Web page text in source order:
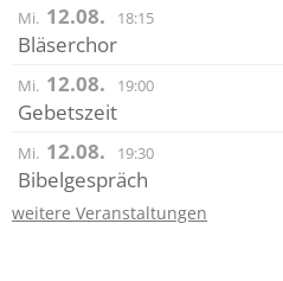
Mi. 12.08. 18:15
Bläserchor
Mi. 12.08. 19:00
Gebetszeit
Mi. 12.08. 19:30
Bibelgespräch
weitere Veranstaltungen